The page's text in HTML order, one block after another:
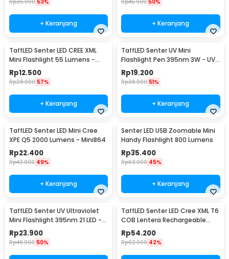
Rp35.900 53%
+ Keranjang
Rp45.900 50%
+ Keranjang
TaffLED Senter LED CREE XML
Mini Flashlight 55 Lumens -
Mini 865
Rp12.500
Rp28.900 57%
+ Keranjang
TaffLED Senter UV Mini
Flashlight Pen 395nm 3W - UV-
10
Rp19.200
Rp38.900 51%
+ Keranjang
TaffLED Senter LED Mini Cree
XPE Q5 2000 Lumens - Mini864
Rp22.400
Rp43.900 49%
+ Keranjang
Senter LED USB Zoomable Mini
Handy Flashlight 800 Lumens
Rp35.400
Rp63.900 45%
+ Keranjang
TaffLED Senter UV Ultraviolet
Mini Flashlight 395nm 21 LED -
UV-21
Rp23.900
Rp46.900 50%
TaffLED Senter LED Cree XML T6
COB Lentera Rechargeable
2300 Lumens - WY8106
Rp54.200
Rp92.900 42%